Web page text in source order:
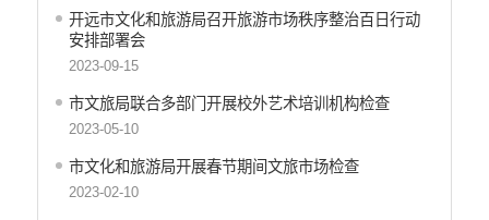
行政处罚和行政强制
乡村振兴工作信息公开
开远市文化和旅游局召开旅游市场秩序整治百日行动
安排部署会
2023-09-15
市文旅局联合多部门开展校外艺术培训机构检查
2023-05-10
市文化和旅游局开展春节期间文旅市场检查
2023-02-10